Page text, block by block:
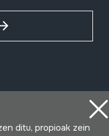
ditu, propioak zein